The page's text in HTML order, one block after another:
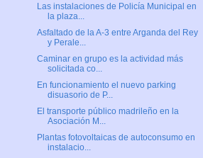
Las instalaciones de Policía Municipal en
la plaza...
Asfaltado de la A-3 entre Arganda del Rey
y Perale...
Caminar en grupo es la actividad más
solicitada co...
En funcionamiento el nuevo parking
disuasorio de P...
El transporte público madrileño en la
Asociación M...
Plantas fotovoltaicas de autoconsumo en
instalacio...